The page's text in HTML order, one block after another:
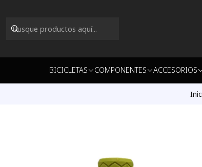
BICICLETAS COMPONENTES ACCESORIOS